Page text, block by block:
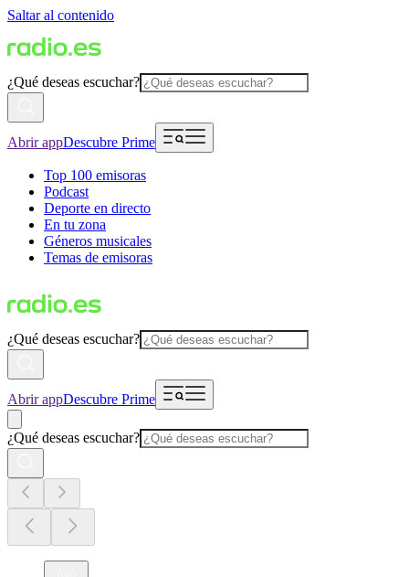
Saltar al contenido
¿Qué deseas escuchar?
Abrir appDescubre Prime
Top 100 emisoras
Podcast
Deporte en directo
En tu zona
Géneros musicales
Temas de emisoras
¿Qué deseas escuchar?
Abrir appDescubre Prime
¿Qué deseas escuchar?